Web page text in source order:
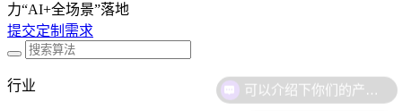
力“AI+全场景”落地
提交定制需求
行业